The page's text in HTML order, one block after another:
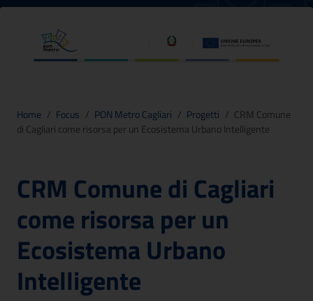
Home / Focus / PON Metro Cagliari / Progetti / CRM Comune
di Cagliari come risorsa per un Ecosistema Urbano Intelligente
CRM Comune di Cagliari
come risorsa per un
Ecosistema Urbano
Intelligente